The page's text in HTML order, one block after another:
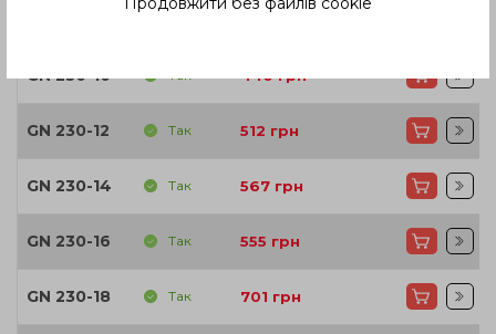
GN 230-10 440грн
GN 230-12 Так 512 грн
GN 230-14 Так 567 грн
GN 230-16 Так 555 грн
GN 230-18 Так 701 грн